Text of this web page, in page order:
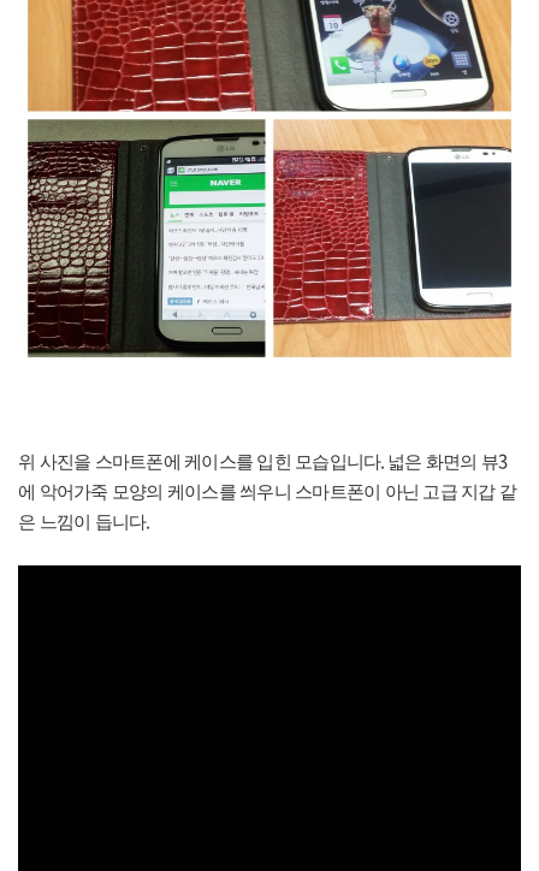
위 사진을 스마트폰에 케이스를 입힌 모습입니다. 넓은 화면의 뷰3
에 악어가죽 모양의 케이스를 씌우니 스마트폰이 아닌 고급 지갑 같
은 느낌이 듭니다.